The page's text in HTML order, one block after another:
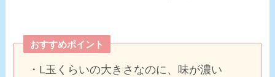
おすすめポイント
・L玉くらいの大きさなのに、 味が濃い